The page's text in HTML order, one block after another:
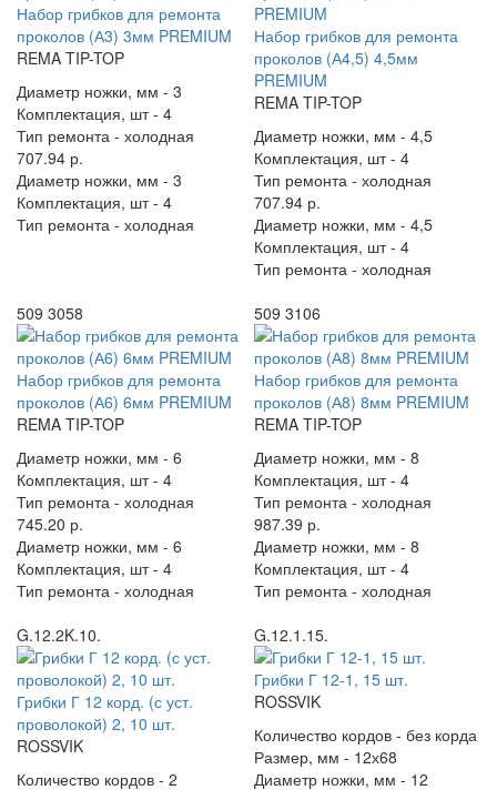
Набор грибков для ремонта
проколов (А3) 3мм PREMIUM
REMA TIP-TOP
Диаметр ножки, мм - 3
Комплектация, шт - 4
Тип ремонта - холодная
707.94 р.
Диаметр ножки, мм - 3
Комплектация, шт - 4
Тип ремонта - холодная
Набор грибков для ремонта
проколов (А4,5) 4,5мм
PREMIUM
REMA TIP-TOP
Диаметр ножки, мм - 4,5
Комплектация, шт - 4
Тип ремонта - холодная
707.94 р.
Диаметр ножки, мм - 4,5
Комплектация, шт - 4
Тип ремонта - холодная
509 3058
Набор грибков для ремонта
проколов (А6) 6мм PREMIUM
REMA TIP-TOP
Диаметр ножки, мм - 6
Комплектация, шт - 4
Тип ремонта - холодная
745.20 р.
Диаметр ножки, мм - 6
Комплектация, шт - 4
Тип ремонта - холодная
509 3106
Набор грибков для ремонта
проколов (А8) 8мм PREMIUM
REMA TIP-TOP
Диаметр ножки, мм - 8
Комплектация, шт - 4
Тип ремонта - холодная
987.39 р.
Диаметр ножки, мм - 8
Комплектация, шт - 4
Тип ремонта - холодная
G.12.2K.10.
Грибки Г 12 корд. (с уст.
проволокой) 2, 10 шт.
ROSSVIK
Количество кордов - 2
G.12.1.15.
Грибки Г 12-1, 15 шт.
ROSSVIK
Количество кордов - без корда
Размер, мм - 12х68
Диаметр ножки, мм - 12